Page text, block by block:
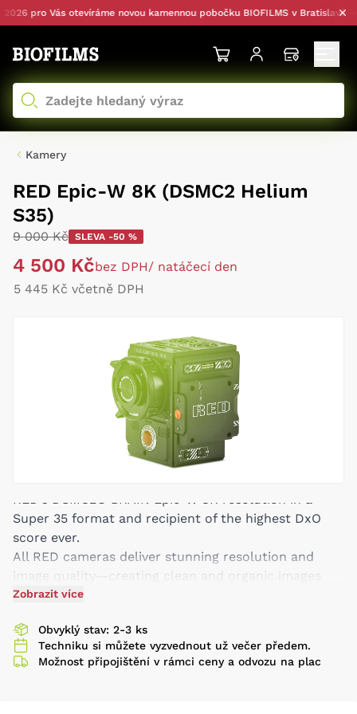
pro Vás otevíráme novou kamennou pobočku BIOFILMS v Bratislavě —
Kamery
RED Epic-W 8K (DSMC2 Helium
S35)
9 000 Kč SLEVA -50 %
4 500 Kčbez DPH/ natáčecí den
5 445 Kč včetně DPH
RED’s DSMC2® BRAIN Epic-W 8K resolution in a
Super 35 format and recipient of the highest DxO
score ever.
All RED cameras deliver stunning resolution and
image quality—creating clean and organic images
that bring your footage to life. The MONSTRO and
beauty offered by film – up to 17x more resolution
than HD—and over 4x more than 4K. For flexibility in
any situation, GEMINI is RED’s highest sensitivity
Zobrazit více
Obvyklý stav: 2-3 ks
Techniku si můžete vyzvednout už večer předem.
Možnost připojištění v rámci ceny a odvozu na plac